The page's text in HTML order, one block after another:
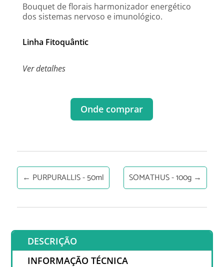
Bouquet de florais harmonizador energético
dos sistemas nervoso e imunológico.
Linha Fitoquântic
Ver detalhes
Onde comprar
← PURPURALLIS - 50ml SOMATHUS - 100g →
DESCRIÇÃO
INFORMAÇÃO TÉCNICA